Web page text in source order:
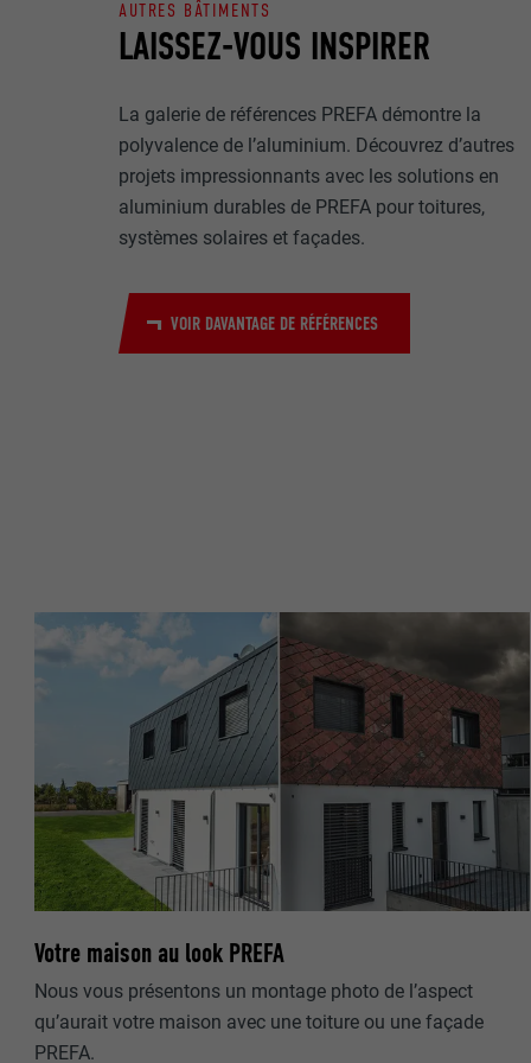
LAISSEZ-VOUS INSPIRER
AUTRES BÂTIMENTS
La galerie de références PREFA démontre la
polyvalence de l’aluminium. Découvrez d’autres
projets impressionnants avec les solutions en
aluminium durables de PREFA pour toitures,
systèmes solaires et façades.
VOIR DAVANTAGE DE RÉFÉRENCES
Votre maison au look PREFA
Nous vous présentons un montage photo de l’aspect
qu’aurait votre maison avec une toiture ou une façade
PREFA.
NOM
Internet.
EXPIRATION
EXPIRATION
UTILITÉ
NOM
UTILITÉ
MARKETING ET
Les cookies «
annonceurs
visiteurs à
plateformes
EXPIRATION
UTILITÉ
NOM
EXPIRATION